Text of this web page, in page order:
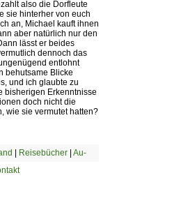
also die Dorfleute
sie hinterher von euch
an, Michael kauft ihnen
aber natürlich nur den
lässt er beides
dennoch das
entlohnt
behutsame Blicke
und ich glaubte zu
bisherigen Erkenntnisse
doch nicht die
wie sie vermutet hatten?
| Reisebücher| Au-